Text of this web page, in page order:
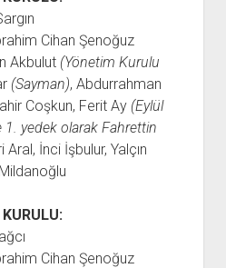
Cihan Şenoğuz
Akbulut (Yönetim Kurulu
(Sayman), Abdurrahman
Coşkun, Ferit Ay (Eylül
1. yedek olarak Fahrettin
Aral, İnci İşbulur, Yalçın
Cihan Şenoğuz